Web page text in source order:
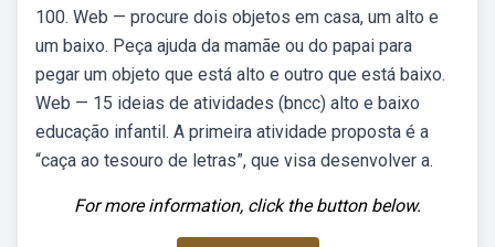
100. Web — procure dois objetos em casa, um alto e
um baixo. Peça ajuda da mamãe ou do papai para
pegar um objeto que está alto e outro que está baixo.
Web — 15 ideias de atividades (bncc) alto e baixo
educação infantil. A primeira atividade proposta é a
“caça ao tesouro de letras”, que visa desenvolver a.
For more information, click the button below.